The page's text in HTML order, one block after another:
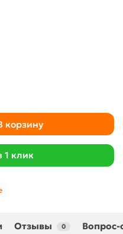
корзину
1 клик
Отзывы 0 Вопрос-